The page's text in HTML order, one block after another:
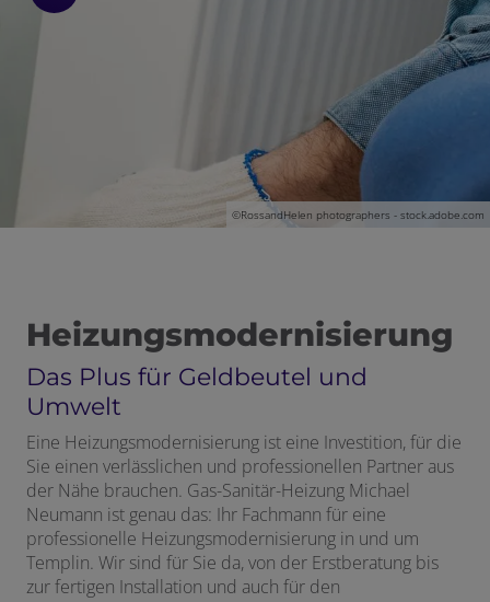
©RossandHelen photographers - stock.adobe.com
Heizungsmodernisierung
Das Plus für Geldbeutel und
Umwelt
Eine Heizungsmodernisierung ist eine Investition, für die
Sie einen verlässlichen und professionellen Partner aus
der Nähe brauchen. Gas-Sanitär-Heizung Michael
Neumann ist genau das: Ihr Fachmann für eine
professionelle Heizungsmodernisierung in und um
Templin. Wir sind für Sie da, von der Erstberatung bis
zur fertigen Installation und auch für den